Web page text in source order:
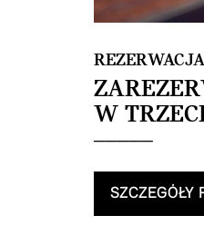
W
SZCZEGÓŁY